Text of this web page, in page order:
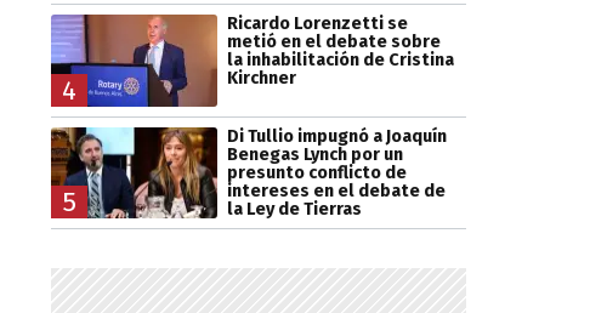
4
Ricardo Lorenzetti se
metió en el debate sobre
la inhabilitación de Cristina
Kirchner
5
Di Tullio impugnó a Joaquín
Benegas Lynch por un
presunto conflicto de
intereses en el debate de
la Ley de Tierras